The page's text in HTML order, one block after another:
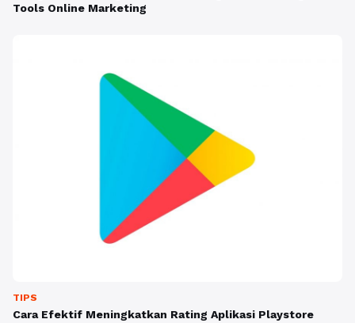
Tools Online Marketing
TIPS
Cara Efektif Meningkatkan Rating Aplikasi Playstore